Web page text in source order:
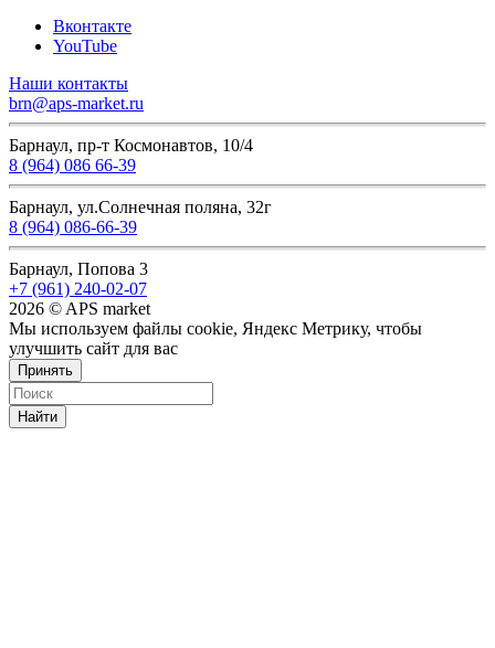
Вконтакте
YouTube
Наши контакты
brn@aps-market.ru
Барнаул, пр-т Космонавтов, 10/4
8 (964) 086 66-39
Барнаул, ул.Солнечная поляна, 32г
8 (964) 086-66-39
Барнаул, Попова 3
+7 (961) 240-02-07
2026 © APS market
Мы используем файлы cookie, Яндекс Метрику, чтобы
улучшить сайт для вас
Принять
Найти